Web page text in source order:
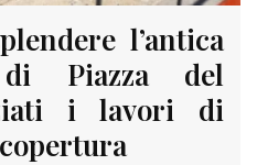
l’antica
Piazza del
i lavori di